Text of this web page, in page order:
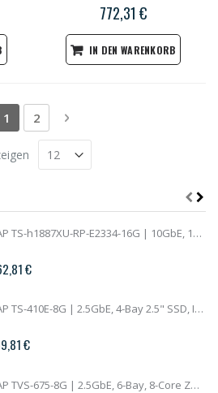
Multimedia NAS
772,31 €
IN DEN WARENKORB
Sie lesen gerade die Seite
1 Seite
2 Seite
Weiter
QNAP TS-h1887XU-RP-E2334-16G | 10GbE, 18-Bay, ZFS, Intel Xeon CPU, 16GB RAM, PCIe Slots, Redundant Power, 2U Rackmount
€
QNAP TS-410E-8G | 2.5GbE, 4-Bay 2.5" SSD, Intel CPU, 8GB RAM, Silent NAS
€
QNAP TVS-675-8G | 2.5GbE, 6-Bay, 8-Core ZhaoXin CPU, 8GB RAM, M.2 Slots, PCIe Slots, SMB NAS